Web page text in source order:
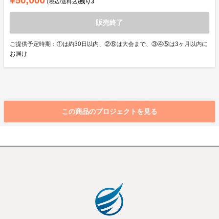
(税込/送料込)残り3
販売終了
ご提供予定時期：①は約30日以内、②⑥は大会まで、③④⑤は3ヶ月以内に
お届け
この商品のプロジェクトを見る